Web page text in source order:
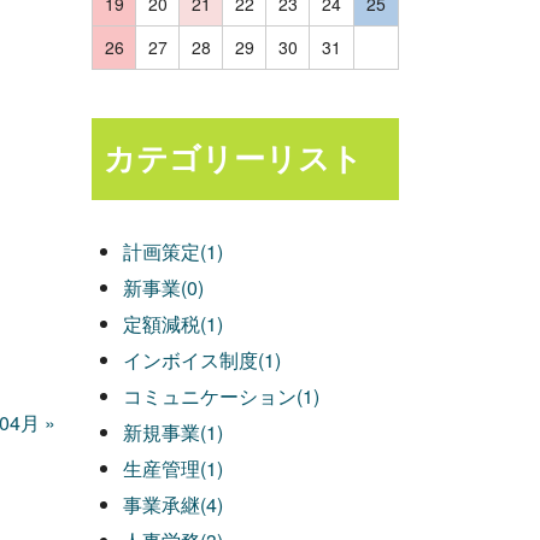
月 »
26
27 28 29 30 31
カテゴリーリスト
計画策定(1)
新事業(0)
定額減税(1)
インボイス制度(1)
コミュニケーション(1)
新規事業(1)
生産管理(1)
事業承継(4)